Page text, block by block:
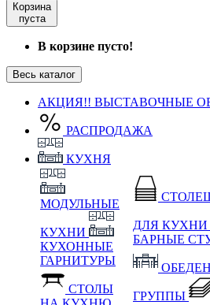
Корзина
пуста
В корзине пусто!
Весь каталог
АКЦИЯ!! ВЫСТАВОЧНЫЕ
РАСПРОДАЖА
КУХНЯ
МОДУЛЬНЫЕ
КУХНИ
КУХОННЫЕ
ГАРНИТУРЫ
СТОЛЫ
ДЛЯ КУХНИ
БАРНЫЕ
ГРУППЫ